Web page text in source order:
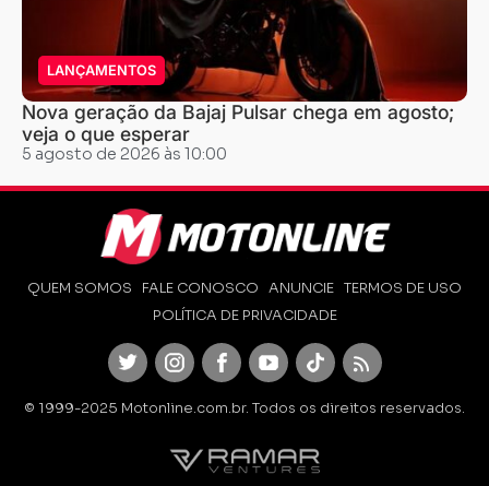
LANÇAMENTOS
Nova geração da Bajaj Pulsar chega em agosto;
veja o que esperar
5 agosto de 2026 às 10:00
QUEM SOMOS FALE CONOSCO ANUNCIE TERMOS DE USO
POLÍTICA DE PRIVACIDADE
TwitterInstagramFacebookYoutubeTikTok Feed
© 1999-2025 Motonline.com.br. Todos os direitos reservados.